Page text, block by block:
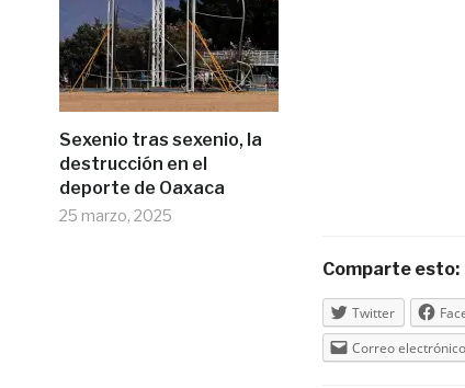
Sexenio tras sexenio, la
destrucción en el
deporte de Oaxaca
25 marzo, 2025
Comparte esto:
Twitter
Correo electrónico